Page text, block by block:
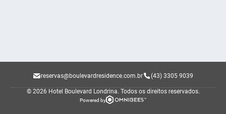
reservas@boulevardresidence.com.br (43) 3305 9039
© 2026 Hotel Boulevard Londrina. Todos os direitos reservados.
Powered by